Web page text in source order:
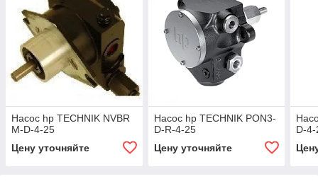
Насос hp TECHNIK NVBR
M-D-4-25
Цену уточняйте
Насос hp TECHNIK PON3-
D-R-4-25
Цену уточняйте
D-